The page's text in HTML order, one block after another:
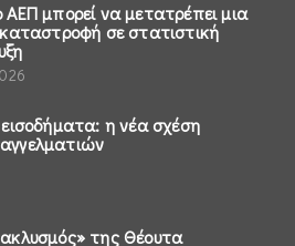
μπορεί να μετατρέπει μια
καταστροφή σε στατιστική
η νέα σχέση
της Θέουτα